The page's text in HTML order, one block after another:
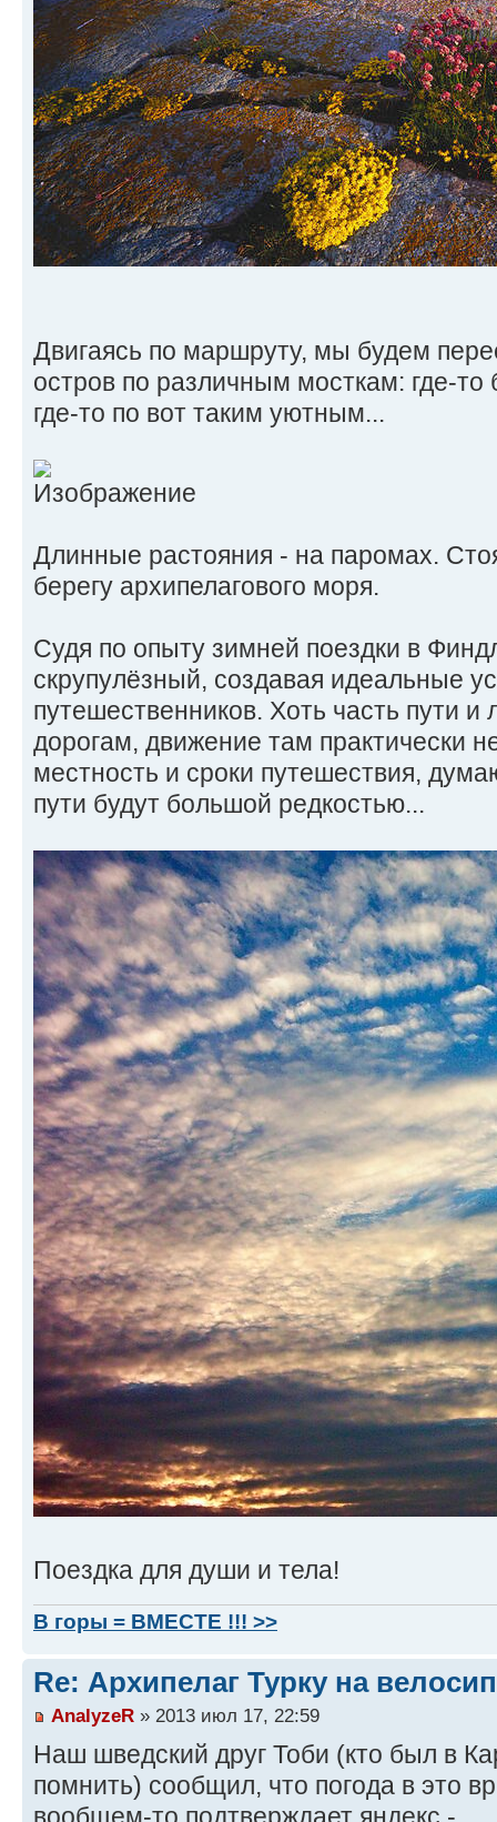
Двигаясь по маршруту, мы будем
остров по различным мосткам: где-
где-то по вот таким уютным...
Длинные растояния - на паромах.
берегу архипелагового моря.
Судя по опыту зимней поездки в
скрупулёзный, создавая идеальные
путешественников. Хоть часть пути
дорогам, движение там практически
местность и сроки путешествия,
пути будут большой редкостью...
Поездка для души и тела!
В горы = ВМЕСТЕ !!! >>
Re: Архипелаг Турку на
AnalyzeR » 2013 июл 17, 22:59
Наш шведский друг Тоби (кто был в
помнить) сообщил, что погода в это